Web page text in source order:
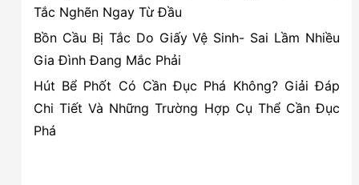
bị
chuyên
dụng
Tắc Nghẽn Ngay Từ Đầu
Bồn Cầu Bị Tắc Do Giấy Vệ Sinh- Sai Lầm Nhiều
Gia Đình Đang Mắc Phải
Hút Bể Phốt Có Cần Đục Phá Không? Giải Đáp
Chi Tiết Và Những Trường Hợp Cụ Thể Cần Đục
Phá